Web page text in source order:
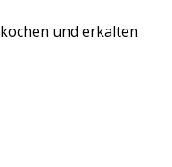
und erkalten